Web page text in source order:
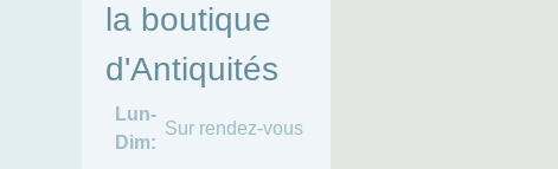
la boutique
d'Antiquités
Lun-
Dim:
Sur rendez-vous